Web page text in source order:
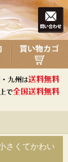
さくてかわい